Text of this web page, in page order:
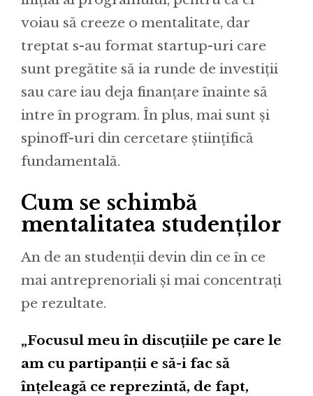
voiau să creeze o mentalitate, dar
treptat s-au format startup-uri care
sunt pregătite să ia runde de investiții
sau care iau deja finanțare înainte să
intre în program. În plus, mai sunt și
spinoff-uri din cercetare științifică
fundamentală.
Cum se schimbă
mentalitatea studenților
An de an studenții devin din ce în ce
mai antreprenoriali și mai concentrați
pe rezultate.
„Focusul meu în discuțiile pe care le
am cu partipanții e să-i fac să
înțeleagă ce reprezintă, de fapt,